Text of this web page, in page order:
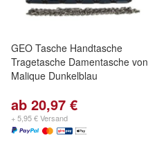
GEO Tasche Handtasche
Tragetasche Damentasche von
Malique Dunkelblau
ab 20,97 €
+ 5,95 € Versand